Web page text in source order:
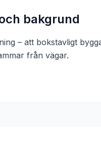
bakgrund
– att bokstavligt
från vägar.